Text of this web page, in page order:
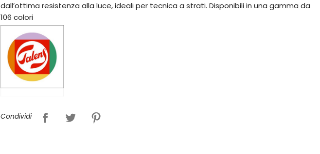
dall’ottima resistenza alla luce, ideali per tecnica a strati. Disponibili in una gamma da
106 colori
Condividi